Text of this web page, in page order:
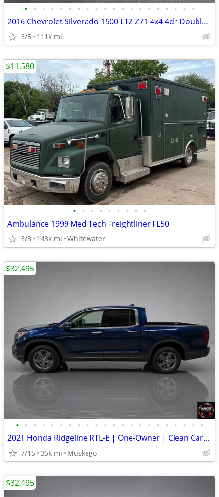
• • • • • • • • • • • • • • • • • • • •
2016 Chevrolet Silverado 1500 LTZ Z71 4x4 4dr Double Cab 6.5 ft. SB
8/5 111k mi
• • • • • • • • •
Ambulance 1999 Med Tech Freightliner FL50
8/3 143k mi Whitewater
$11,580
• • • • • • • • • • • • • • • • • • • • • •
2021 Honda Ridgeline RTL-E | One-Owner | Clean Carfax | Excellent Serv
7/15 35k mi Muskego
$32,495
$32,495